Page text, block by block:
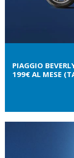
PIAGGIO
199€ AL MESE